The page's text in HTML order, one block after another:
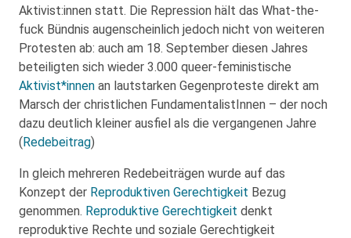
Aktivist:innen statt. Die Repression hält das What-the-
fuck Bündnis augenscheinlich jedoch nicht von weiteren
Protesten ab: auch am 18. September diesen Jahres
beteiligten sich wieder 3.000 queer-feministische
Aktivist*innen an lautstarken Gegenproteste direkt am
Marsch der christlichen FundamentalistInnen – der noch
dazu deutlich kleiner ausfiel als die vergangenen Jahre
(Redebeitrag)
In gleich mehreren Redebeiträgen wurde auf das
Konzept der Reproduktiven Gerechtigkeit Bezug
genommen. Reproduktive Gerechtigkeit denkt
reproduktive Rechte und soziale Gerechtigkeit